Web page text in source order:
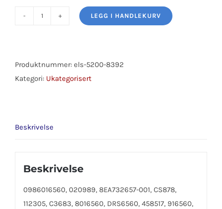
EP
30
LEGG I HANDLEKURV
Produktnummer: els-5200-8392
Kategori: Ukategorisert
Beskrivelse
Beskrivelse
0986016560, 020989, 8EA732657-001, CS878,
112305, C3683, 8016560, DRS6560, 458517, 916560,